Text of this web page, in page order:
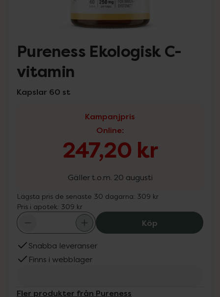
Pureness Ekologisk C-
vitamin
Kapslar 60 st
Kampanjpris
Online:
247,20 kr
Gäller t.o.m. 20 augusti
Lägsta pris de senaste 30 dagarna: 309 kr
Pris i apotek: 309 kr
KöpPureness
Snabba leveranser
Finns i webblager
Fler produkter från Pureness